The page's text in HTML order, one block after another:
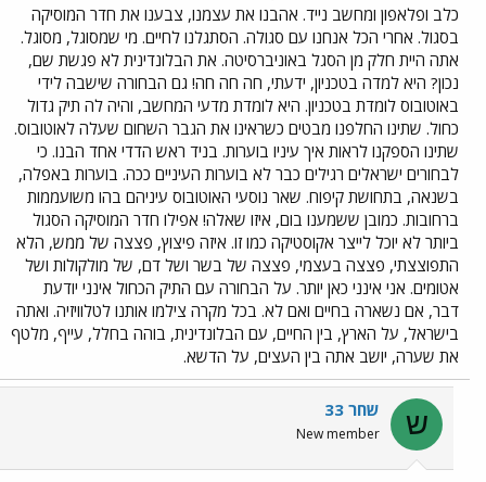
כלב ופלאפון ומחשב נייד. אהבנו את עצמנו, צבענו את חדר המוסיקה
בסגול. אחרי הכל אנחנו עם סגולה. הסתגלנו לחיים. מי שמסוגל, מסוגל.
אתה היית חלק מן הסגל באוניברסיטה. את הבלונדינית לא פגשת שם,
נכון? היא למדה בטכניון, ידעתי, חה חה חה! גם הבחורה שישבה לידי
באוטובוס לומדת בטכניון. היא לומדת מדעי המחשב, והיה לה תיק גדול
כחול. שתינו החלפנו מבטים כשראינו את הגבר השחום שעלה לאוטובוס.
שתינו הספקנו לראות איך עיניו בוערות. בניד ראש הדדי אחד הבנו. כי
לבחורים ישראלים רגילים כבר לא בוערות העיניים ככה. בוערות באפלה,
בשנאה, בתחושת קיפוח. שאר נוסעי האוטובוס עיניהם בהו משועממות
ברחובות. כמובן ששמענו בום, איזו שאלה! אפילו חדר המוסיקה הסגול
ביותר לא יוכל לייצר אקוסטיקה כמו זו. איזה פיצוץ, פצצה של ממש, הלא
התפוצצתי, פצצה בעצמי, פצצה של בשר ושל דם, של מולקולות ושל
אטומים. אני אינני כאן יותר. על הבחורה עם התיק הכחול אינני יודעת
דבר, אם נשארה בחיים ואם לא. בכל מקרה צילמו אותנו לטלוויזיה. ואתה
בישראל, על הארץ, בין החיים, עם הבלונדינית, בוהה בחלל, עייף, מלטף
את שערה, יושב אתה בין העצים, על הדשא.
ש שחר 33
New member